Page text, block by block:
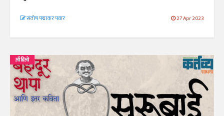
संतोष पद्माकर पवार 27 Apr 2023
ऑडिओ